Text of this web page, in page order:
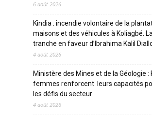
6 août 2026
Kindia : incendie volontaire de la
maisons et des véhicules à Koliagbé.
tranche en faveur d’Ibrahima Kalil
4 août 2026
Ministère des Mines et de la Géologie :
femmes renforcent leurs capacités
les défis du secteur
4 août 2026